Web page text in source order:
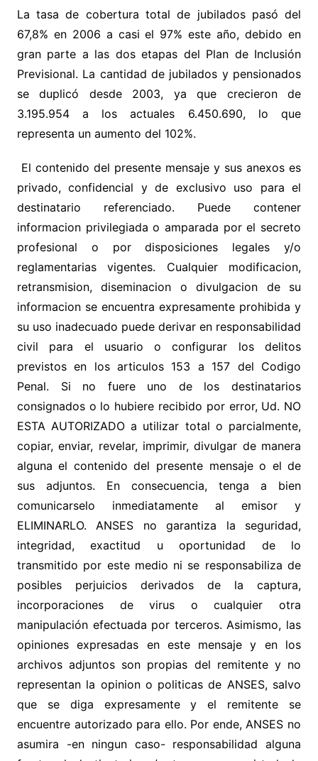
La tasa de cobertura total de jubilados pasó del
67,8% en 2006 a casi el 97% este año, debido en
gran parte a las dos etapas del Plan de Inclusión
Previsional. La cantidad de jubilados y pensionados
se duplicó desde 2003, ya que crecieron de
3.195.954 a los actuales 6.450.690, lo que
representa un aumento del 102%.
El contenido del presente mensaje y sus anexos es
privado, confidencial y de exclusivo uso para el
destinatario referenciado. Puede contener
informacion privilegiada o amparada por el secreto
profesional o por disposiciones legales y/o
reglamentarias vigentes. Cualquier modificacion,
retransmision, diseminacion o divulgacion de su
informacion se encuentra expresamente prohibida y
su uso inadecuado puede derivar en responsabilidad
civil para el usuario o configurar los delitos
previstos en los articulos 153 a 157 del Codigo
Penal. Si no fuere uno de los destinatarios
consignados o lo hubiere recibido por error, Ud. NO
ESTA AUTORIZADO a utilizar total o parcialmente,
copiar, enviar, revelar, imprimir, divulgar de manera
alguna el contenido del presente mensaje o el de
sus adjuntos. En consecuencia, tenga a bien
comunicarselo inmediatamente al emisor y
ELIMINARLO. ANSES no garantiza la seguridad,
integridad, exactitud u oportunidad de lo
transmitido por este medio ni se responsabiliza de
posibles perjuicios derivados de la captura,
incorporaciones de virus o cualquier otra
manipulación efectuada por terceros. Asimismo, las
opiniones expresadas en este mensaje y en los
archivos adjuntos son propias del remitente y no
representan la opinion o politicas de ANSES, salvo
que se diga expresamente y el remitente se
encuentre autorizado para ello. Por ende, ANSES no
asumira -en ningun caso- responsabilidad alguna